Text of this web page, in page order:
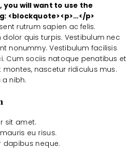
you will want to use the
<blockquote><p>…</p>
rutrum sapien ac felis.
dolor quis turpis. Vestibulum nec
nonummy. Vestibulum facilisis
Cum sociis natoque penatibus et
nascetur ridiculus mus.
nibh.
sit amet.
eu risus.
neque.